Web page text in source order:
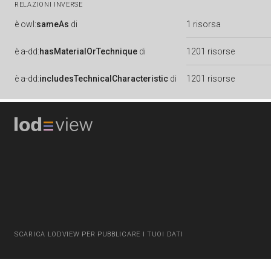
RELAZIONI INVERSE
è owl:sameAs di 1 risorsa
è a-dd:hasMaterialOrTechnique di 1201 risorse
è a-dd:includesTechnicalCharacteristic di 1201 risorse
SCARICA LODVIEW PER PUBBLICARE I TUOI DATI